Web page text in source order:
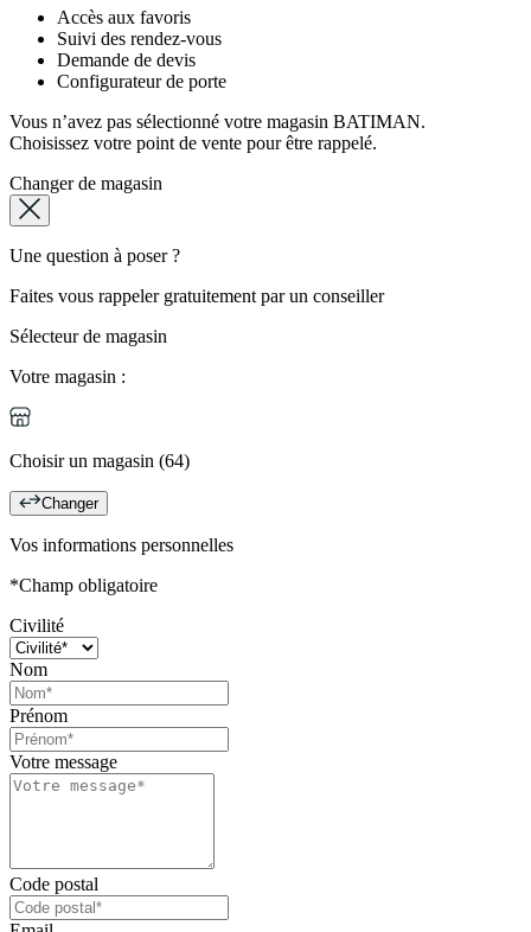
Accès aux favoris
Suivi des rendez-vous
Demande de devis
Configurateur de porte
Vous n’avez pas sélectionné votre magasin BATIMAN.
Choisissez votre point de vente pour être rappelé.
Changer de magasin
Une question à poser ?
Faites vous rappeler gratuitement par un conseiller
Sélecteur de magasin
Votre magasin :
Choisir un magasin (64)
Changer
Vos informations personnelles
*Champ obligatoire
Civilité
Nom
Prénom
Votre message
Code postal